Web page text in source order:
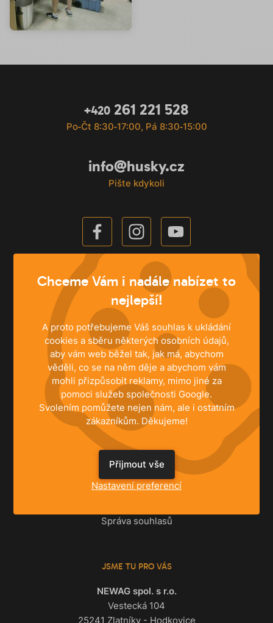
+420 261 221 528
Po‐Čt 8:30‐17:00, Pá 8:30‐15:00
info@husky.cz
Pište kdykoli
ŘEŠENÍ
Rodinné domy
Byty
Komerční prostory
Centrální vysavače
Ke stažení
Správa souhlasů
JSME TU PRO VÁS
NEWAG spol. s r.o.
Vestecká 104
25241 Zlatníky - Hodkovice
Chceme Vám i nadále nabízet to
nejlepší!
A proto potřebujeme Váš souhlas k ukládání
cookies a sběru některých osobních údajů,
aby vám web běžel tak, jak má, abychom
věděli, co se na něm děje a abychom vám
mohli přizpůsobit reklamy, mimo jiné za
pomoci služeb společnosti Google.
Svolením pomůžete nejen nám, ale i ostatním
zákazníkům. Děkujeme!
Nastavení preferencí
Přijmout vše